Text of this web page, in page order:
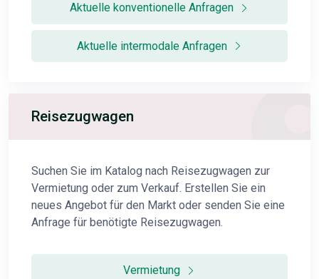
Aktuelle konventionelle Anfragen
Aktuelle intermodale Anfragen
Reisezugwagen
Suchen Sie im Katalog nach Reisezugwagen zur
Vermietung oder zum Verkauf. Erstellen Sie ein
neues Angebot für den Markt oder senden Sie eine
Anfrage für benötigte Reisezugwagen.
Vermietung